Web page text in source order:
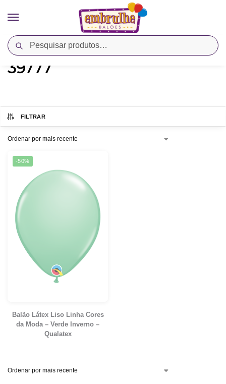
Pesquisar
Início Produtos marcados com a tag “39777”
39777
FILTRAR
-50%
Balão Látex Liso Linha Cores
da Moda – Verde Inverno –
Qualatex